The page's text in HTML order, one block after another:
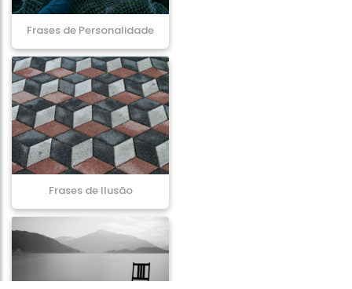
Frases de Personalidade
Frases de Ilusão